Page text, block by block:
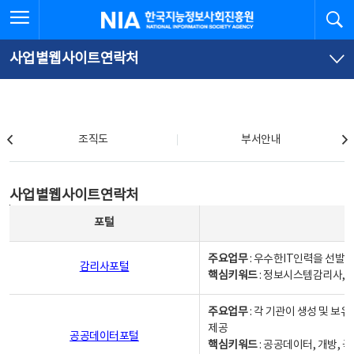
문
로
가
체
뉴
바
가
한국지능정보사회진흥원
사업별웹사이트연락처
조직도 부서안내
사업별웹사이트연락처
포털
감리사포털
주요업무: 우수한IT인력을 선발
핵심키워드: 정보시스템감리사,
공공데이터포털
주요업무: 각 기관이 생성 및 보
제공
핵심키워드: 공공데이터, 개방,